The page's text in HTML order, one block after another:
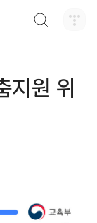
지원 위